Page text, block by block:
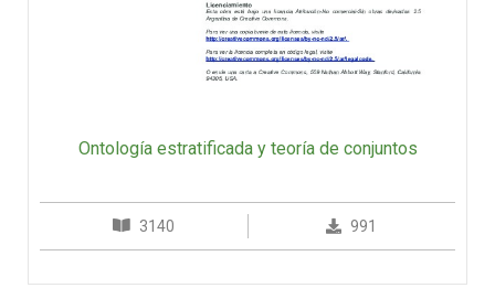
Ontología estratificada y teoría de conjuntos
3140 991